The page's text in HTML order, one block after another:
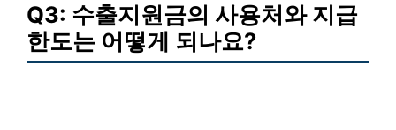
Q3: 수출지원금의 사용처와 지급
한도는 어떻게 되나요?